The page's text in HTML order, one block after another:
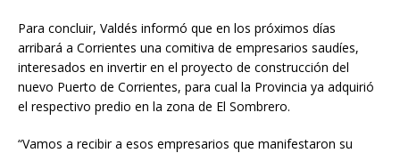
Para concluir, Valdés informó que en los próximos días
arribará a Corrientes una comitiva de empresarios saudíes,
interesados en invertir en el proyecto de construcción del
nuevo Puerto de Corrientes, para cual la Provincia ya adquirió
el respectivo predio en la zona de El Sombrero.
“Vamos a recibir a esos empresarios que manifestaron su